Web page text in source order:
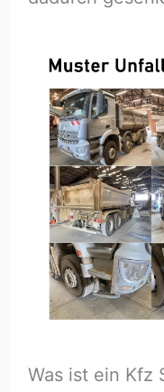
Was ist ein Kfz